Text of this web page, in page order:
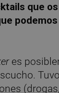
que os
es